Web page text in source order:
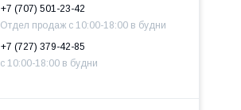
+7 (707) 501-23-42
Отдел продаж c 10:00-18:00 в будни
+7 (727) 379-42-85
с 10:00-18:00 в будни